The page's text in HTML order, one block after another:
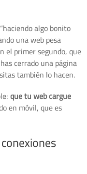
algo bonito
una web pesa
el primer segundo, que
cerrado una página
también lo hacen.
que tu web cargue
en móvil, que es